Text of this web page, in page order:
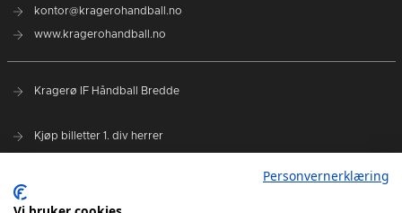
kontor@kragerohandball.no
www.kragerohandball.no
Kragerø IF Håndball Bredde
Kjøp billetter 1. div herrer
Hovedsponsorer:
Personvernerklæring